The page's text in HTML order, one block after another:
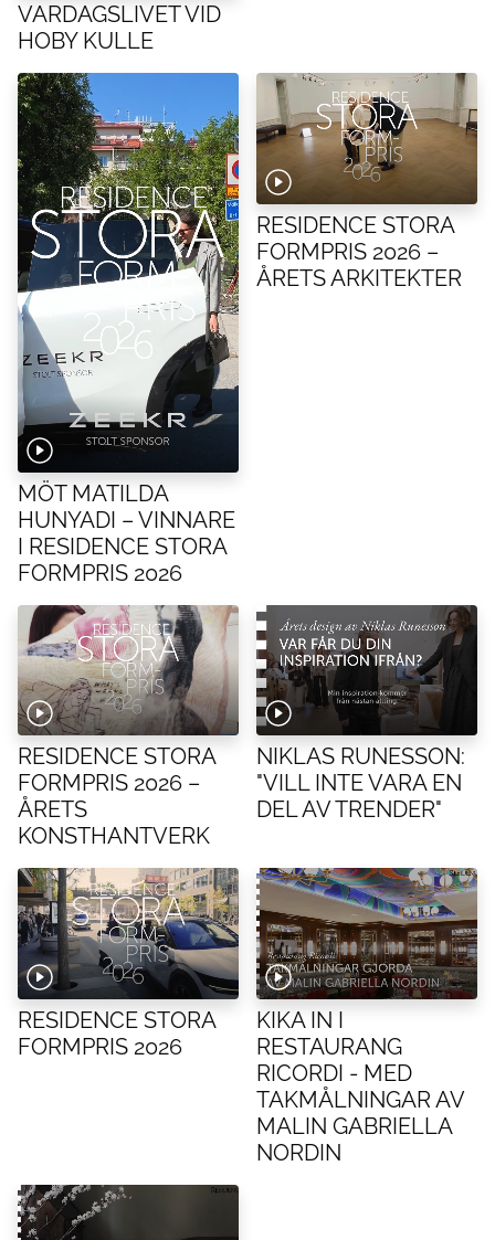
VARDAGSLIVET VID
HOBY KULLE
MÖT MATILDA
HUNYADI – VINNARE
I RESIDENCE STORA
FORMPRIS 2026
RESIDENCE STORA
FORMPRIS 2026 –
ÅRETS ARKITEKTER
RESIDENCE STORA
FORMPRIS 2026 –
ÅRETS
KONSTHANTVERK
NIKLAS RUNESSON:
"VILL INTE VARA EN
DEL AV TRENDER"
RESIDENCE STORA
FORMPRIS 2026
KIKA IN I
RESTAURANG
RICORDI - MED
TAKMÅLNINGAR AV
MALIN GABRIELLA
NORDIN